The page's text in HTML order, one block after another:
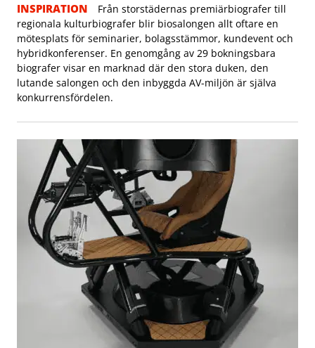
INSPIRATION
Från storstädernas premiärbiografer till
regionala kulturbiografer blir biosalongen allt oftare en
mötesplats för seminarier, bolagsstämmor, kundevent och
hybridkonferenser. En genomgång av 29 bokningsbara
biografer visar en marknad där den stora duken, den
lutande salongen och den inbyggda AV-miljön är själva
konkurrensfördelen.